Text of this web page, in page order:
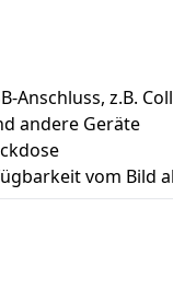
z.B.
andere Geräte
vom Bild